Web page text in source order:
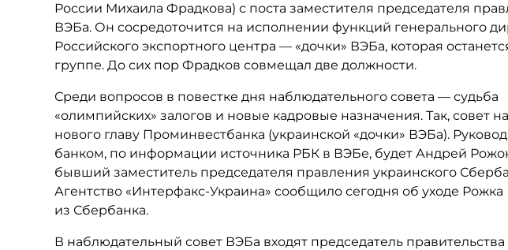
России Михаила Фрадкова) с поста заместителя председателя
ВЭБа. Он сосредоточится на исполнении функций генерального
Российского экспортного центра — «дочки» ВЭБа, которая
группе. До сих пор Фрадков совмещал две должности.
Среди вопросов в повестке дня наблюдательного совета — судьба
«олимпийских» залогов и новые кадровые назначения. Так, совет
нового главу Проминвестбанка (украинской «дочки» ВЭБа).
банком, по информации источника РБК в ВЭБе, будет Андрей
бывший заместитель председателя правления украинского
Агентство «Интерфакс-Украина» сообщило сегодня об уходе Рожка
из Сбербанка.
В наблюдательный совет ВЭБа входят председатель правительства